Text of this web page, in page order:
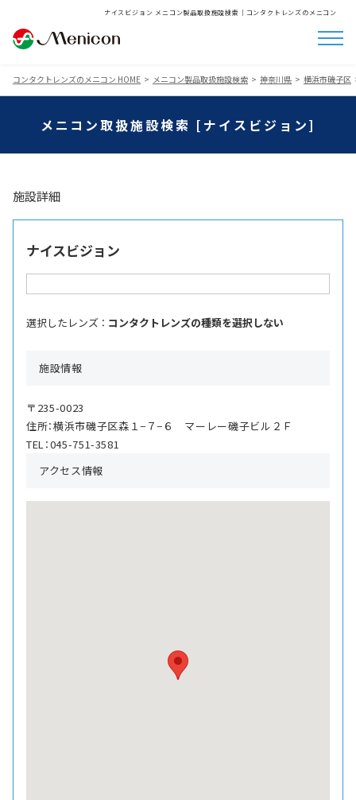
ナイスビジョン メニコン製品取扱施設検索│コンタクトレンズのメニコン
コンタクトレンズのメニコン HOME メニコン製品取扱施設検索 神奈川県 横浜市磯子区
メニコン取扱施設検索 [ナイスビジョン]
施設詳細
ナイスビジョン
選択したレンズ ： コンタクトレンズの種類を選択しない
施設情報
〒235-0023
住所：横浜市磯子区森１−７−６ マーレー磯子ビル２Ｆ
TEL：045-751-3581
アクセス情報